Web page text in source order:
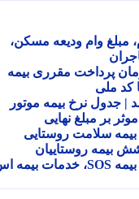
نام، مبلغ وام ودیعه مسکن،
پرداخت مقرری بیمه
۱۴۰۵ اعلام شد | جدول نرخ بیمه موتور
مبلغ نهایی
سلامت روستایی
بیمه اس او اس چیست؟ | معرفی کامل بیمه SOS، خدمات بیمه اس